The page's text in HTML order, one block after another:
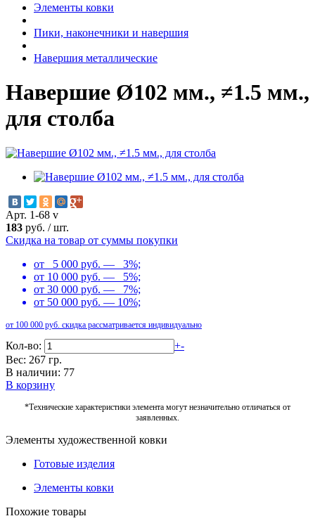
Элементы ковки
Пики, наконечники и навершия
Навершия металлические
Навершие Ø102 мм., ≠1.5 мм.,
для столба
Арт. 1-68 v
183 руб. /шт.
Скидка на товар от суммы покупки
от 5 000 руб. — 3%;
от 10 000 руб. — 5%;
от 30 000 руб. — 7%;
от 50 000 руб. — 10%;
от 100 000 руб. скидка рассматривается индивидуально
Кол-во: +-
Вес: 267 гр.
В наличии: 77
В корзину
*Технические характеристики элемента могут незначительно отличаться от
заявленных.
Элементы художественной ковки
Готовые изделия
Элементы ковки
Похожие товары